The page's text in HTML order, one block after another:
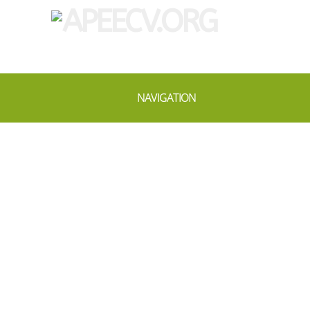
NAVIGATION